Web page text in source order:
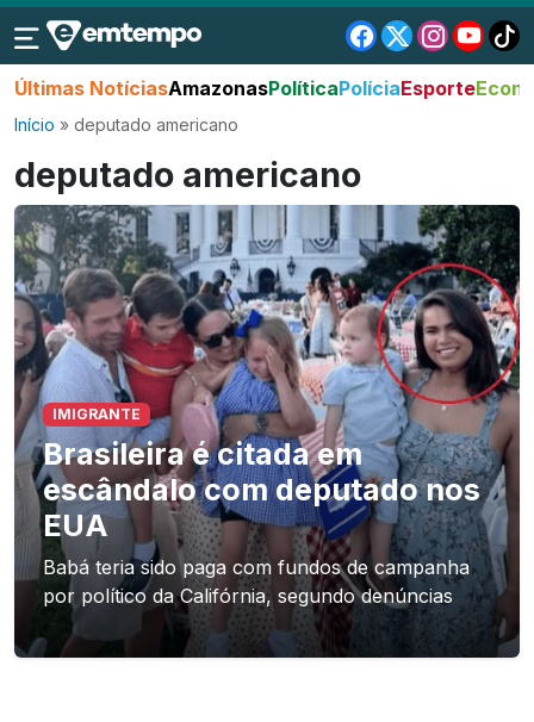
Últimas NotíciasAmazonasPolíticaPolíciaEsporte
Início » deputado americano
deputado americano
IMIGRANTE
Brasileira é citada em
escândalo com deputado nos
EUA
Babá teria sido paga com fundos de campanha
por político da Califórnia, segundo denúncias